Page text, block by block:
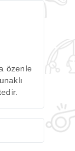
özenle